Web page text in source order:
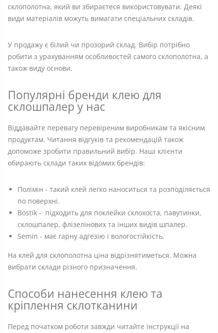
склополотна, який ви збираєтеся використовувати. Деякі
види матеріалів можуть вимагати спеціальних складів.
У продажу є білий чи прозорий склад. Вибір потрібно
робити з урахуванням особливостей самого склополотна, а
також виду основи.
Популярні бренди клею для
склошпалер у нас
Віддавайте перевагу перевіреним виробникам та якісним
продуктам. Читання відгуків та рекомендацій також
допоможе зробити правильний вибір. Наші клієнти
обирають склади таких відомих брендів:
Полімін - такий клей легко наноситься та розподіляється
по поверхні.
Bostik - підходить для поклейки склохоста, павутинки,
склошпалер, флізелінових та інших видів шпалер.
Semin - має гарну адгезію і вологостійкість.
На клей для склополотна ціна відрізнятиметься. Можна
вибрати склади різного призначення.
Способи нанесення клею та
кріплення склотканини
Перед початком роботи завжди читайте інструкції на